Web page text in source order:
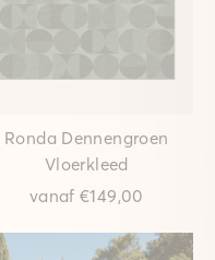
Ronda Dennengroen
Vloerkleed
vanaf€149,00